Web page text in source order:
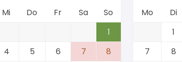
Mi Do Fr Sa
So
1
4 5 6 7
8
Mo
Di
1
7
8